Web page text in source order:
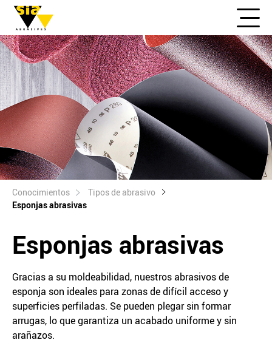
Conocimientos
Tipos de abrasivo
Esponjas abrasivas
Esponjas abrasivas
Gracias a su moldeabilidad, nuestros abrasivos de
esponja son ideales para zonas de difícil acceso y
superficies perfiladas. Se pueden plegar sin formar
arrugas, lo que garantiza un acabado uniforme y sin
arañazos.